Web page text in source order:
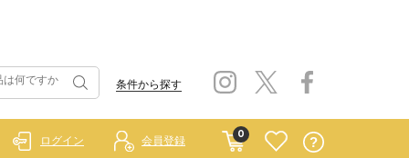
条件から探す
0
ログイン 会員登録